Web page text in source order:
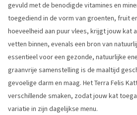
gevuld met de benodigde vitamines en
toegediend in de vorm van groenten, fruit
hoeveelheid aan puur vlees, krijgt jouw kat
vetten binnen, evenals een bron van
essentieel voor een gezonde, natuurlijke
graanvrije samenstelling is de maaltijd
gevoelige darm en maag. Het Terra Felis
verschillende smaken, zodat jouw kat
variatie in zijn dagelijkse menu.